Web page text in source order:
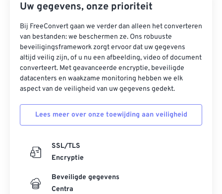
Uw gegevens, onze prioriteit
Bij FreeConvert gaan we verder dan alleen het converteren
van bestanden: we beschermen ze. Ons robuuste
beveiligingsframework zorgt ervoor dat uw gegevens
altijd veilig zijn, of u nu een afbeelding, video of document
converteert. Met geavanceerde encryptie, beveiligde
datacenters en waakzame monitoring hebben we elk
aspect van de veiligheid van uw gegevens gedekt.
Lees meer over onze toewijding aan veiligheid
SSL/TLS
Encryptie
Beveiligde gegevens
Centra